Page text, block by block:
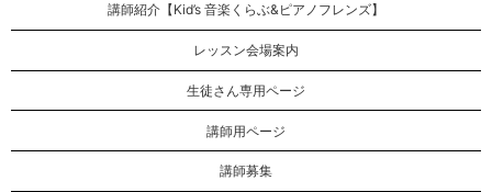
講師紹介【Kid’s 音楽くらぶ&ピアノフレンズ】
レッスン会場案内
生徒さん専用ページ
講師用ページ
講師募集